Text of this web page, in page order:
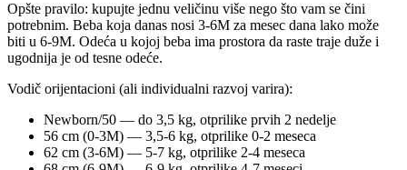
Opšte pravilo: kupujte jednu veličinu više nego što vam se čini
potrebnim. Beba koja danas nosi 3-6M za mesec dana lako može
biti u 6-9M. Odeća u kojoj beba ima prostora da raste traje duže i
ugodnija je od tesne odeće.
Vodič orijentacioni (ali individualni razvoj varira):
Newborn/50 — do 3,5 kg, otprilike prvih 2 nedelje
56 cm (0-3M) — 3,5-6 kg, otprilike 0-2 meseca
62 cm (3-6M) — 5-7 kg, otprilike 2-4 meseca